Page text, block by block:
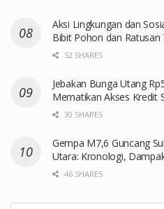
Aksi Lingkungan dan
Bibit Pohon dan Ratusan
52 SHARES
Jebakan Bunga Utang
Mematikan Akses Kredit
30 SHARES
Gempa M7,6 Guncang
Utara: Kronologi,
46 SHARES